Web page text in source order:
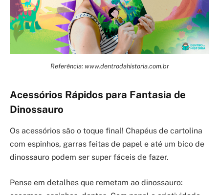
Referência: www.dentrodahistoria.com.br
Acessórios Rápidos para Fantasia de
Dinossauro
Os acessórios são o toque final! Chapéus de cartolina
com espinhos, garras feitas de papel e até um bico de
dinossauro podem ser super fáceis de fazer.
Pense em detalhes que remetam ao dinossauro: